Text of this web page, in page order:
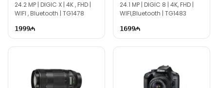
24.2 MP | DIGIC X | 4K , FHD |
WIFI , Bluetooth | TG1478
1999
24.1 MP | DIGIC 8 | 4K, FHD |
WIFI,Bluetooth | TG1483
1699